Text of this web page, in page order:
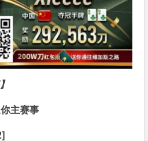
主赛事